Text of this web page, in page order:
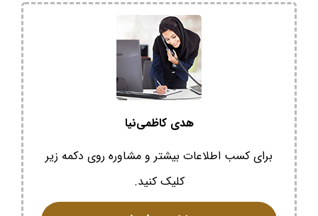
هدی کاظمی‌نیا
برای کسب اطلاعات بیشتر و مشاوره روی دکمه زیر
کلیک کنید.